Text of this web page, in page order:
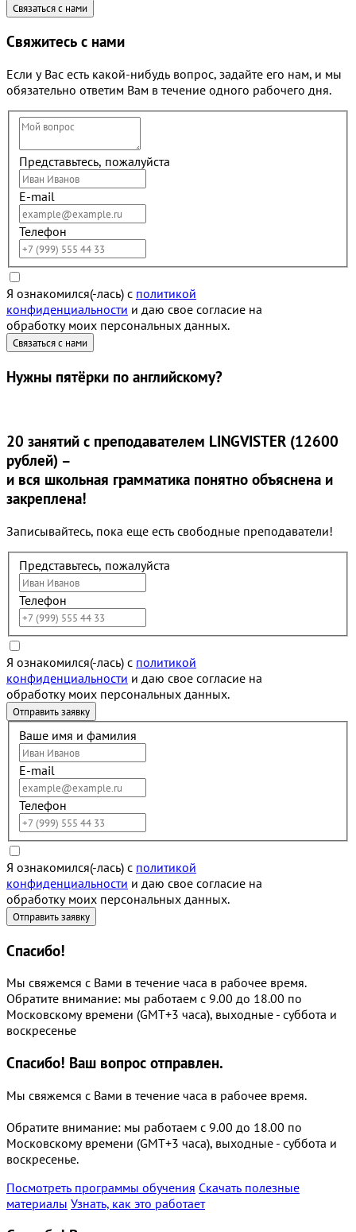
Свяжитесь с нами
Если у Вас есть какой-нибудь вопрос, задайте его нам, и мы
обязательно ответим Вам в течение одного рабочего дня.
Представьтесь, пожалуйста
E-mail
Телефон
Я ознакомился(-лась) с политикой
конфиденциальности и даю свое согласие на
обработку моих персональных данных.
Нужны пятёрки по английскому?
20 занятий с преподавателем LINGVISTER (12600
рублей) –
и вся школьная грамматика понятно объяснена и
закреплена!
Записывайтесь, пока еще есть свободные преподаватели!
Представьтесь, пожалуйста
Телефон
Я ознакомился(-лась) с политикой
конфиденциальности и даю свое согласие на
обработку моих персональных данных.
Ваше имя и фамилия
E-mail
Телефон
Я ознакомился(-лась) с политикой
конфиденциальности и даю свое согласие на
обработку моих персональных данных.
Спасибо!
Мы свяжемся с Вами в течение часа в рабочее время.
Обратите внимание: мы работаем с 9.00 до 18.00 по
Московскому времени (GMT+3 часа), выходные - суббота и
воскресенье
Спасибо! Ваш вопрос отправлен.
Мы свяжемся с Вами в течение часа в рабочее время.
Обратите внимание: мы работаем с 9.00 до 18.00 по
Московскому времени (GMT+3 часа), выходные - суббота и
воскресенье.
Посмотреть программы обучения Скачать полезные
материалы Узнать, как это работает